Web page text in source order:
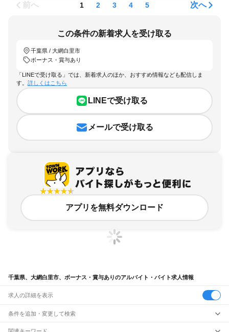
前へ 1 2 3 4 5 次へ
この条件の新着求人を受け取る
千葉県 / 大網白里市
ボーナス・賞与あり
「LINEで受け取る」では、新着求人のほか、おすすめ情報なども配信しま
す。 詳しくはこちら
LINEで受け取る
メールで受け取る
アプリを無料ダウンロード
千葉県、大網白里市、ボーナス・賞与ありのアルバイト・バイト求人情報
求人の詳細を表示
条件を追加・変更して検索
市区町村を追加・変更